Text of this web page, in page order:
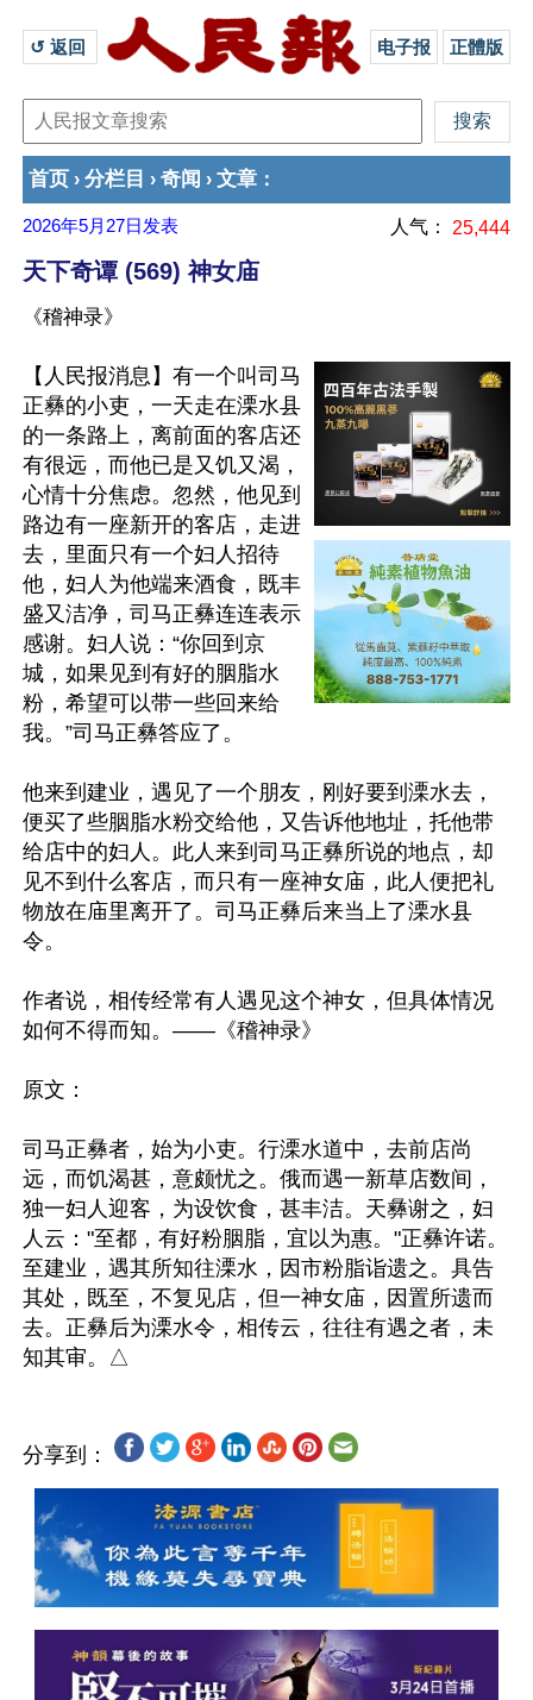
↺ 返回 电子报 正體版
首页 › 分栏目 › 奇闻 › 文章 ：
2026年5月27日 发表 人气： 25,444
天下奇谭 (569) 神女庙
《稽神录》
【人民报消息】有一个叫司马
正彝的小吏，一天走在溧水县
的一条路上，离前面的客店还
有很远，而他已是又饥又渴，
心情十分焦虑。忽然，他见到
路边有一座新开的客店，走进
去，里面只有一个妇人招待
他，妇人为他端来酒食，既丰
盛又洁净，司马正彝连连表示
感谢。妇人说：“你回到京
城，如果见到有好的胭脂水
粉，希望可以带一些回来给
我。”司马正彝答应了。
他来到建业，遇见了一个朋友，刚好要到溧水去，
便买了些胭脂水粉交给他，又告诉他地址，托他带
给店中的妇人。此人来到司马正彝所说的地点，却
见不到什么客店，而只有一座神女庙，此人便把礼
物放在庙里离开了。司马正彝后来当上了溧水县
令。
作者说，相传经常有人遇见这个神女，但具体情况
如何不得而知。——《稽神录》
原文：
司马正彝者，始为小吏。行溧水道中，去前店尚
远，而饥渴甚，意颇忧之。俄而遇一新草店数间，
独一妇人迎客，为设饮食，甚丰洁。天彝谢之，妇
人云："至都，有好粉胭脂，宜以为惠。"正彝许诺。
至建业，遇其所知往溧水，因市粉脂诣遗之。具告
其处，既至，不复见店，但一神女庙，因置所遗而
去。正彝后为溧水令，相传云，往往有遇之者，未
分享到：